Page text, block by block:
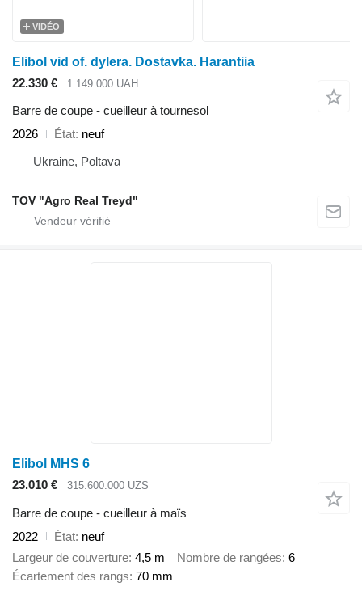
VIDÉO
Elibol vid of. dylera. Dostavka. Harantiia
22.330 €
1.149.000 UAH
Barre de coupe - cueilleur à tournesol
2026
État neuf
Ukraine, Poltava
TOV "Agro Real Treyd"
Elibol MHS 6
23.010 €
315.600.000 UZS
Barre de coupe - cueilleur à maïs
2022
État neuf
Largeur de couverture 4,5 m Nombre de rangées 6
Écartement des rangs 70 mm